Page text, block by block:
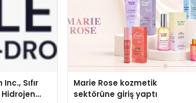
Sıfır
Marie Rose kozmetik
sektörüne giriş yaptı